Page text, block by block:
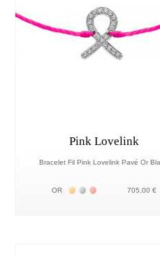
Pink Lovelink
Bracelet Fil Pink Lovelink Pavé Or
OR Жёлтое золото 18К
Белое золото 18К
Розовое золото
705,00 €